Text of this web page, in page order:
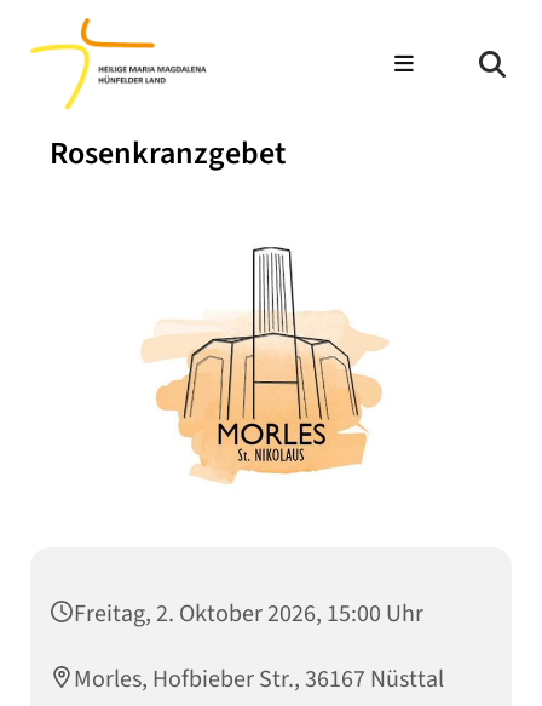
Rosenkranzgebet
Freitag, 2. Oktober 2026, 15:00 Uhr
Morles, Hofbieber Str., 36167 Nüsttal